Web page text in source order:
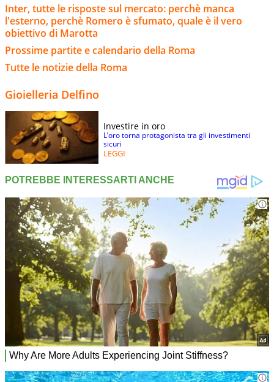
Inter, tutte le risposte sul mercato: perchè manca
l'esterno, perchè Romero è sfumato, quale è il vero
obiettivo di Marotta
Prossime partite e calendario della Roma
Tutte le notizie della Roma
Gioielleria Delfino
Investire in oro
L’oro torna protagonista tra gli investimenti
sicuri
LEGGI